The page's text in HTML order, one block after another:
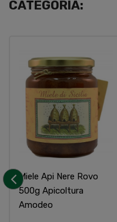
CATEGORIA:
Miele Api Nere Rovo
500g Apicoltura
Amodeo